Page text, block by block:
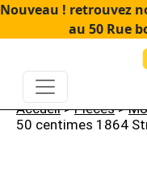
Nouveau ! retrouvez
au 50 Rue
Accueil>Pièces>
50 centimes 1864